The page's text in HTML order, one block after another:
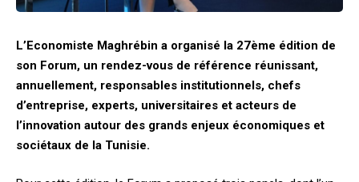
L’Economiste Maghrébin a organisé la 27ème édition de
son Forum, un rendez-vous de référence réunissant,
annuellement, responsables institutionnels, chefs
d’entreprise, experts, universitaires et acteurs de
l’innovation autour des grands enjeux économiques et
sociétaux de la Tunisie.